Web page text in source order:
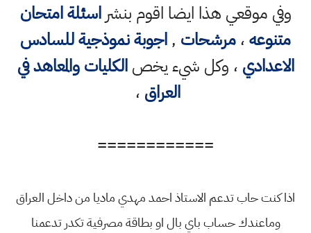
وفي موقعي هذا ايضا اقوم بنشراسئلة امتحان
متنوعه،مرشحات ,اجوبة نموذجية للسادس
الاعدادي ، وكل شيء يخصالكليات والمعاهد في
العراق ،
============
اذا كنت حاب تدعم الاستاذ احمد مهدي ماديا من داخل العراق
وماعندك حساب باي بال او بطاقة مصرفية تكدر تدعمنا